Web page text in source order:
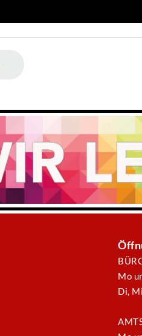
Mo
Di,